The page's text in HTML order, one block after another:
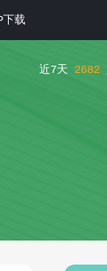
下载
近7天 2682